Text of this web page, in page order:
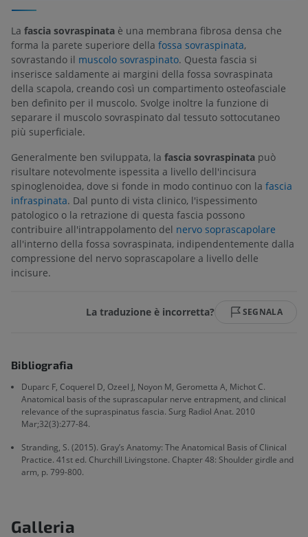
La fascia sovraspinata è una membrana fibrosa densa che
forma la parete superiore della fossa sovraspinata,
sovrastando il muscolo sovraspinato. Questa fascia si
inserisce saldamente ai margini della fossa sovraspinata
della scapola, creando così un compartimento osteofasciale
ben definito per il muscolo. Svolge inoltre la funzione di
separare il muscolo sovraspinato dal tessuto sottocutaneo
più superficiale.
Generalmente ben sviluppata, la fascia sovraspinata può
risultare notevolmente ispessita a livello dell'incisura
spinoglenoidea, dove si fonde in modo continuo con la fascia
infraspinata. Dal punto di vista clinico, l'ispessimento
patologico o la retrazione di questa fascia possono
contribuire all'intrappolamento del nervo soprascapolare
all'interno della fossa sovraspinata, indipendentemente dalla
compressione del nervo soprascapolare a livello delle
incisure.
La traduzione è incorretta? SEGNALA
Bibliografia
Duparc F, Coquerel D, Ozeel J, Noyon M, Gerometta A, Michot C.
Anatomical basis of the suprascapular nerve entrapment, and clinical
relevance of the supraspinatus fascia. Surg Radiol Anat. 2010
Mar;32(3):277-84.
Stranding, S. (2015). Gray’s Anatomy: The Anatomical Basis of Clinical
Practice. 41st ed. Churchill Livingstone. Chapter 48: Shoulder girdle and
arm, p. 799-800.
Galleria